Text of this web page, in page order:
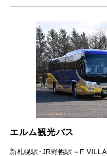
エルム観光バス
新札幌駅･JR野幌駅～F